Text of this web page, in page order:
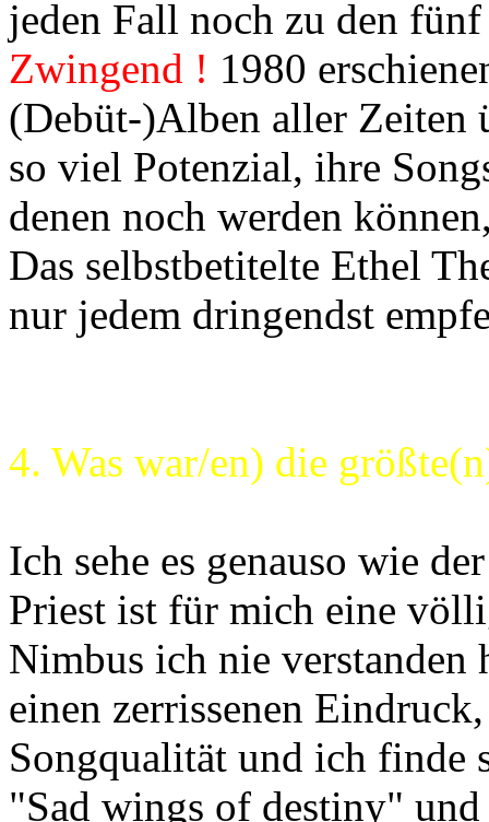
jeden Fall noch zu den
Zwingend ! 1980
(Debüt-)Alben aller Zeiten
so viel Potenzial, ihre
denen noch werden
Das selbstbetitelte Ethel
nur jedem dringendst
4. Was war/en) die
Ich sehe es genauso wie
Priest ist für mich eine
Nimbus ich nie verstanden
einen zerrissenen
Songqualität und ich finde
"Sad wings of destiny"